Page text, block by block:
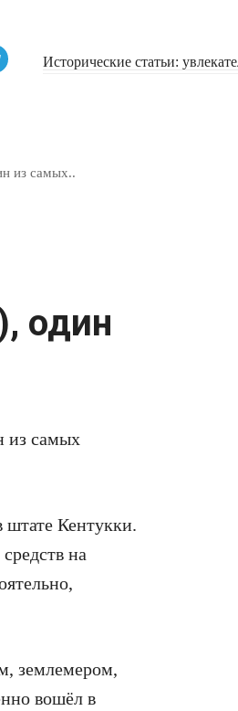
Исторические статьи:
из самых..
один
из самых
штате Кентукки.
на
землемером,
вошёл в